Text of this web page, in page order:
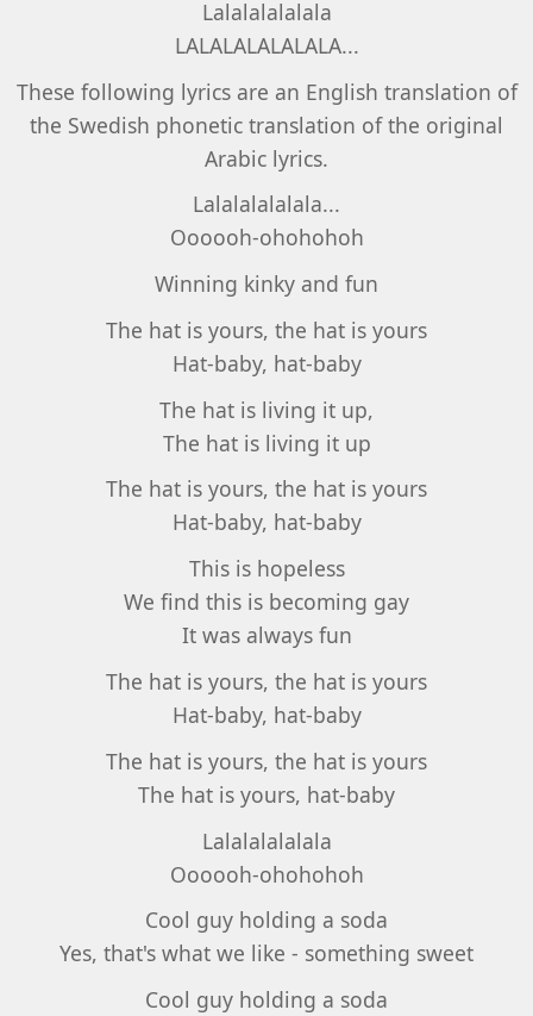
Lalalalalalala
LALALALALALALA...
These following lyrics are an English translation of
the Swedish phonetic translation of the original
Arabic lyrics.
Lalalalalalala...
Oooooh-ohohohoh
Winning kinky and fun
The hat is yours, the hat is yours
Hat-baby, hat-baby
The hat is living it up,
The hat is living it up
The hat is yours, the hat is yours
Hat-baby, hat-baby
This is hopeless
We find this is becoming gay
It was always fun
The hat is yours, the hat is yours
Hat-baby, hat-baby
The hat is yours, the hat is yours
The hat is yours, hat-baby
Lalalalalalala
Oooooh-ohohohoh
Cool guy holding a soda
Yes, that's what we like - something sweet
Cool guy holding a soda